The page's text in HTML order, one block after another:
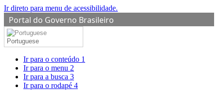
Ir direto para menu de acessibilidade.
Portal do Governo Brasileiro
Portuguese
Ir para o conteúdo 1
Ir para o menu 2
Ir para a busca 3
Ir para o rodapé 4